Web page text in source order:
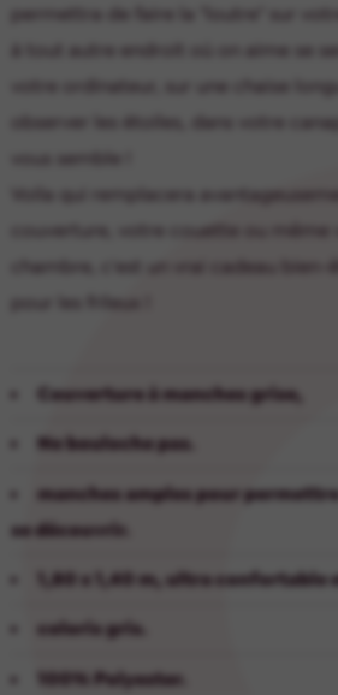
permettra de faire la "loutre" sur
à tout autre endroit où on aime se
votre ordinateur, sur une chaise
observer les étoiles, dans votre
vous semble !
Voila qui remplacera
couverture, votre couette ou même
chambre, c'est un vrai cadeau bien-
pour les frileux !
Couverture à manches grise,
Ne bouloche pas.
manches amples pour
se découvrir.
1,80 x 1,40 m, ultra confortable
coloris gris.
100% Polyester.